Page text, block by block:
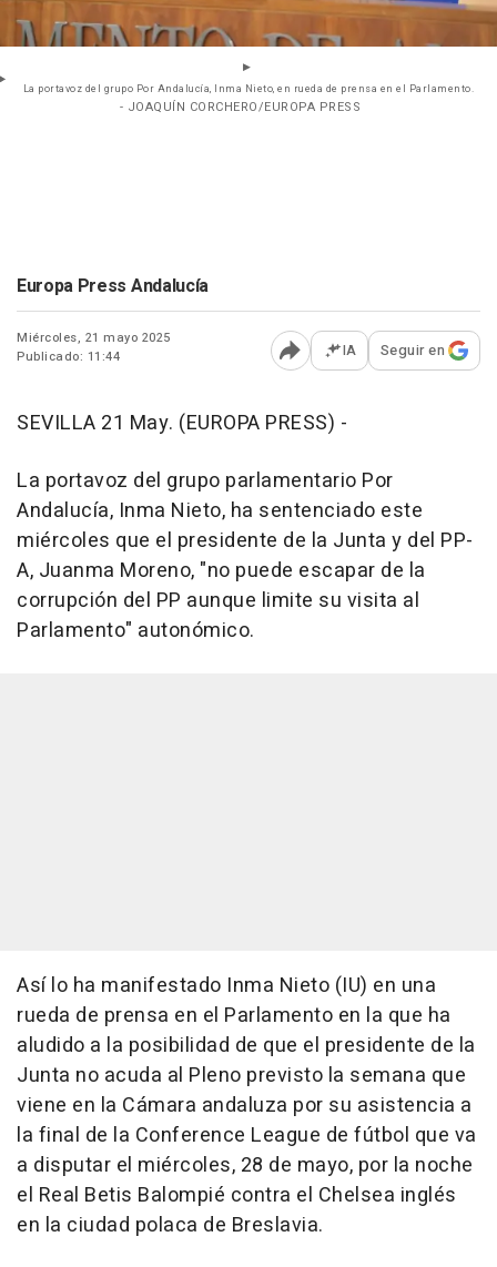
La portavoz del grupo Por Andalucía, Inma Nieto, en rueda de prensa en el Parlamento.
- JOAQUÍN CORCHERO/EUROPA PRESS
Europa Press Andalucía
Miércoles, 21 mayo 2025
Publicado: 11:44
Abrir opciones para
IA Seguir en
SEVILLA 21 May. (EUROPA PRESS) -
La portavoz del grupo parlamentario Por
Andalucía, Inma Nieto, ha sentenciado este
miércoles que el presidente de la Junta y del PP-
A, Juanma Moreno, "no puede escapar de la
corrupción del PP aunque limite su visita al
Parlamento" autonómico.
Así lo ha manifestado Inma Nieto (IU) en una
rueda de prensa en el Parlamento en la que ha
aludido a la posibilidad de que el presidente de la
Junta no acuda al Pleno previsto la semana que
viene en la Cámara andaluza por su asistencia a
la final de la Conference League de fútbol que va
a disputar el miércoles, 28 de mayo, por la noche
el Real Betis Balompié contra el Chelsea inglés
en la ciudad polaca de Breslavia.